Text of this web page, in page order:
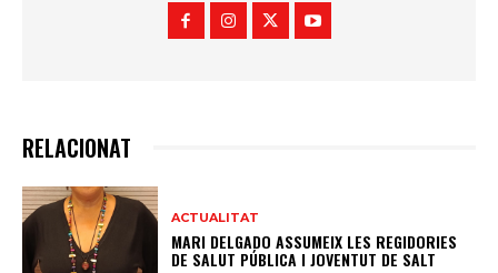
RELACIONAT
ACTUALITAT
MARI DELGADO ASSUMEIX LES REGIDORIES
DE SALUT PÚBLICA I JOVENTUT DE SALT